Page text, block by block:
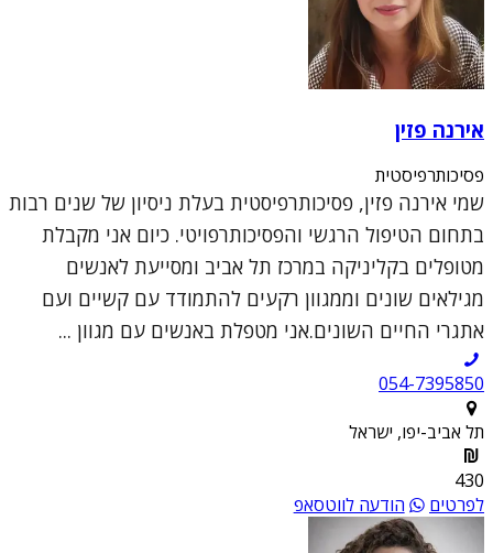
אירנה פזין
פסיכותרפיסטית
שמי אירנה פזין, פסיכותרפיסטית בעלת ניסיון של שנים רבות
בתחום הטיפול הרגשי והפסיכותרפויטי. כיום אני מקבלת
מטופלים בקליניקה במרכז תל אביב ומסייעת לאנשים
מגילאים שונים וממגוון רקעים להתמודד עם קשיים ועם
אתגרי החיים השונים.אני מטפלת באנשים עם מגוון ...
054-7395850
תל אביב-יפו, ישראל
430
לפרטים
הודעה לווטסאפ